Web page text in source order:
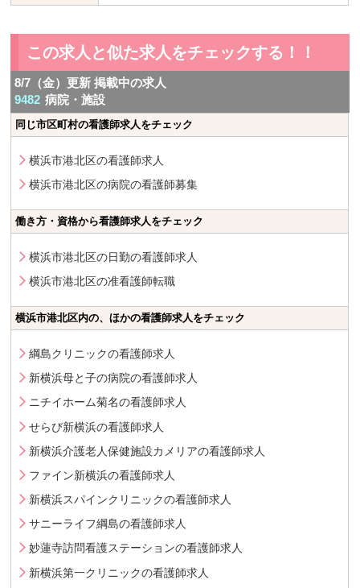
この求人と似た求人をチェックする！！
8/7（金）更新 掲載中の求人
9482 病院・施設
同じ市区町村の看護師求人をチェック
横浜市港北区の看護師求人
横浜市港北区の病院の看護師募集
働き方・資格から看護師求人をチェック
横浜市港北区の日勤の看護師求人
横浜市港北区の准看護師転職
横浜市港北区内の、ほかの看護師求人をチェック
綱島クリニックの看護師求人
新横浜母と子の病院の看護師求人
ニチイホーム菊名の看護師求人
せらび新横浜の看護師求人
新横浜介護老人保健施設カメリアの看護師求人
ファイン新横浜の看護師求人
新横浜スパインクリニックの看護師求人
サニーライフ綱島の看護師求人
妙蓮寺訪問看護ステーションの看護師求人
新横浜第一クリニックの看護師求人